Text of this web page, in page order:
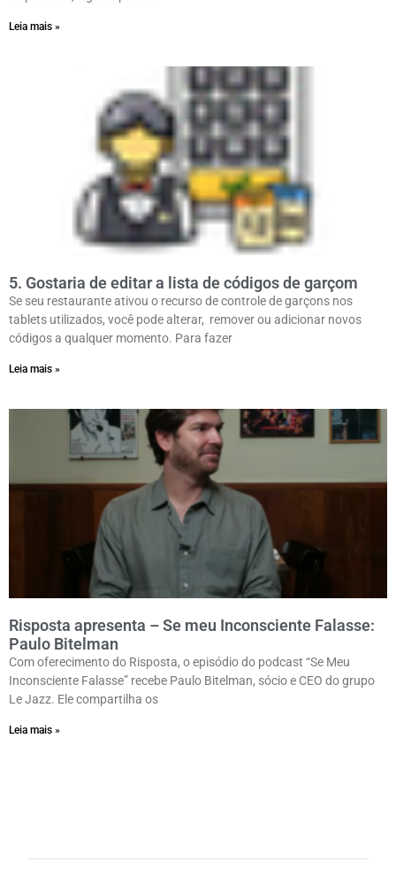
5. Gostaria de editar a lista de códigos de garçom
Se seu restaurante ativou o recurso de controle de garçons nos
tablets utilizados, você pode alterar, remover ou adicionar novos
Risposta apresenta – Se meu Inconsciente Falasse:
Paulo Bitelman
Com oferecimento do Risposta, o episódio do podcast “Se Meu
Inconsciente Falasse” recebe Paulo Bitelman, sócio e CEO do grupo